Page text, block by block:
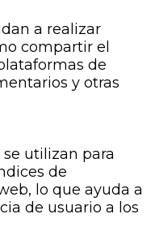
a realizar
compartir el
de
y otras
utilizan para
de
lo que ayuda a
de usuario a los